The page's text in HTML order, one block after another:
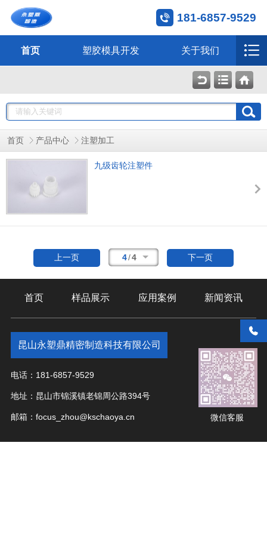
181-6857-9529
首页 塑胶模具开发 关于我们
首页 产品中心 注塑加工
九级齿轮注塑件
上一页 4/4 下一页
首页 样品展示 应用案例 新闻资讯
昆山永塑鼎精密制造科技有限公司
电话：181-6857-9529
地址：昆山市锦溪镇老锦周公路394号
邮箱：focus_zhou@kschaoya.cn 微信客服